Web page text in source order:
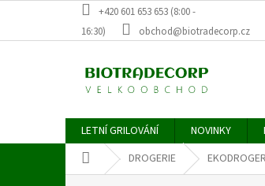
obsah
+420 601 653 653 (8:00 -
16:30)
obchod@biotradecorp.cz
LETNÍ GRILOVÁNÍ NOVINKY
Domů DROGERIE